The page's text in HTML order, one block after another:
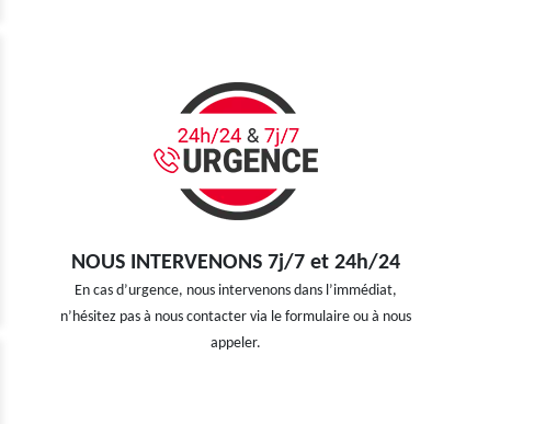
NOUS INTERVENONS 7j/7 et 24h/24
En cas d’urgence, nous intervenons dans l’immédiat,
n’hésitez pas à nous contacter via le formulaire ou à nous
appeler.